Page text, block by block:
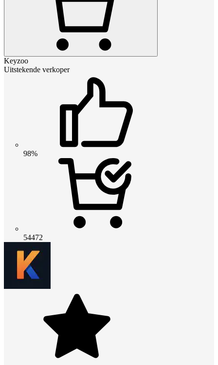
Keyzoo
Uitstekende verkoper
98%
54472